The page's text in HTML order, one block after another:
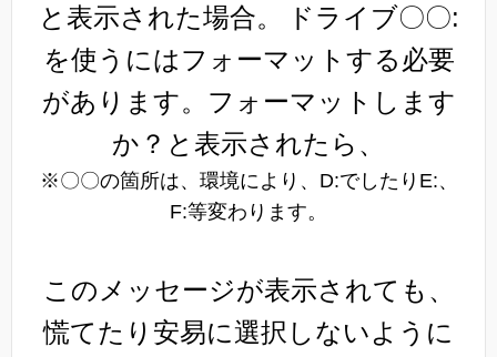
と表示された場合。
ドライブ〇〇:
を使うにはフォーマットする必要
があります。フォーマットします
か？と表示されたら、
※〇〇の箇所は、環境により、D:でしたりE:、
F:等変わります。
このメッセージが表示されても、
慌てたり安易に選択しないように